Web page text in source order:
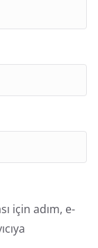
için adım, e-